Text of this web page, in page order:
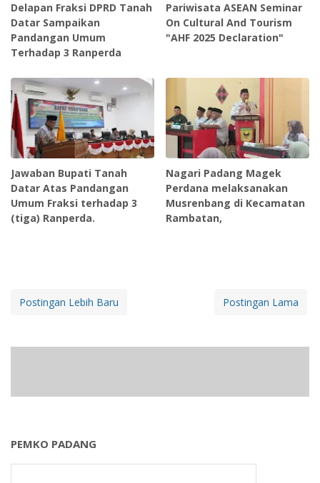
Delapan Fraksi DPRD Tanah
Datar Sampaikan
Pandangan Umum
Terhadap 3 Ranperda
Pariwisata ASEAN Seminar
On Cultural And Tourism
"AHF 2025 Declaration"
Jawaban Bupati Tanah
Datar Atas Pandangan
Umum Fraksi terhadap 3
(tiga) Ranperda.
Nagari Padang Magek
Perdana melaksanakan
Musrenbang di Kecamatan
Rambatan,
Postingan Lebih Baru Postingan Lama
PEMKO PADANG